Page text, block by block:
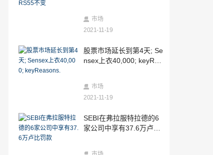
2021-11-19
Sebi的技术赌注：聘请机构实施数据分析
项目以跟踪市场管理
Rakesh Jhunjhunwala的股权购买后，银
行股价飙升9％
近四个月高，汽车和消费者需求的复兴的
是银行股票在Sensex Rejig后差价近2％;
塔塔电机，Vedanta反弹
市场
2021-11-19
股票市场延长到第4天; Se
nsex上衣40,000; keyRea
市场
2021-11-19
SEBI在弗拉服特拉德的6
家公司中享有37.6万卢比